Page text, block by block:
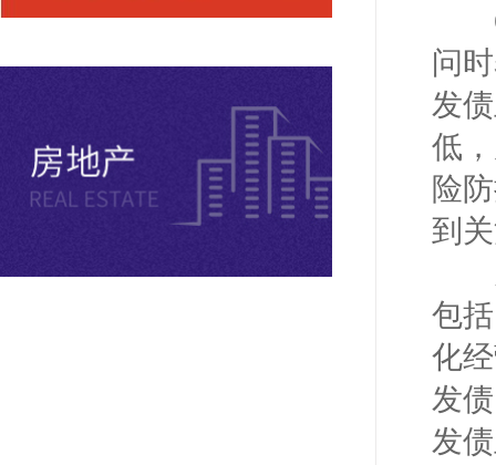
6
问
发
低
险
到
包
化
发
发